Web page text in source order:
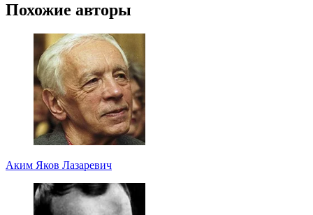
Похожие авторы
Аким Яков Лазаревич